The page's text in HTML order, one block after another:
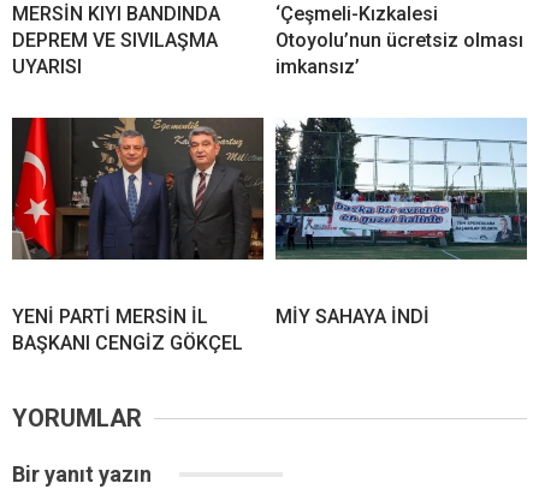
MERSİN KIYI BANDINDA
DEPREM VE SIVILAŞMA
UYARISI
‘Çeşmeli-Kızkalesi
Otoyolu’nun ücretsiz olması
imkansız’
YENİ PARTİ MERSİN İL
BAŞKANI CENGİZ GÖKÇEL
MİY SAHAYA İNDİ
YORUMLAR
Bir yanıt yazın